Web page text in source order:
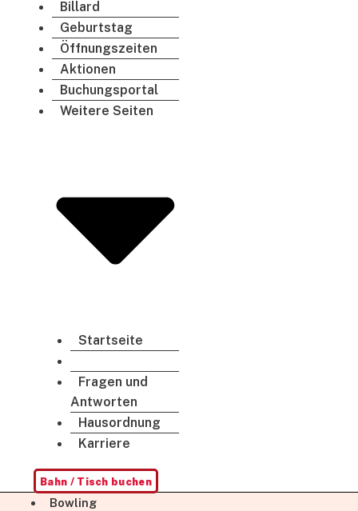
Billard
Geburtstag
Öffnungszeiten
Aktionen
Buchungsportal
Weitere Seiten
Startseite
Fragen und
Antworten
Hausordnung
Karriere
Bahn / Tisch buchen
Bowling